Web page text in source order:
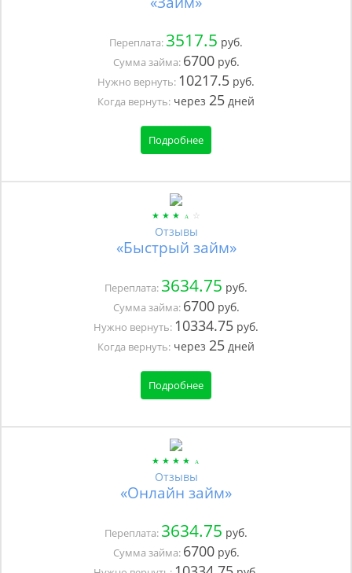
Переплата: 3517.5 руб.
Сумма займа: 6700руб.
Нужно вернуть: 10217.5 руб.
Когда вернуть: через 25 дней
Подробнее
Отзывы
«Быстрый займ»
Переплата: 3634.75 руб.
Сумма займа: 6700руб.
Нужно вернуть: 10334.75 руб.
Когда вернуть: через 25 дней
Подробнее
Отзывы
«Онлайн займ»
Переплата: 3634.75 руб.
Сумма займа: 6700руб.